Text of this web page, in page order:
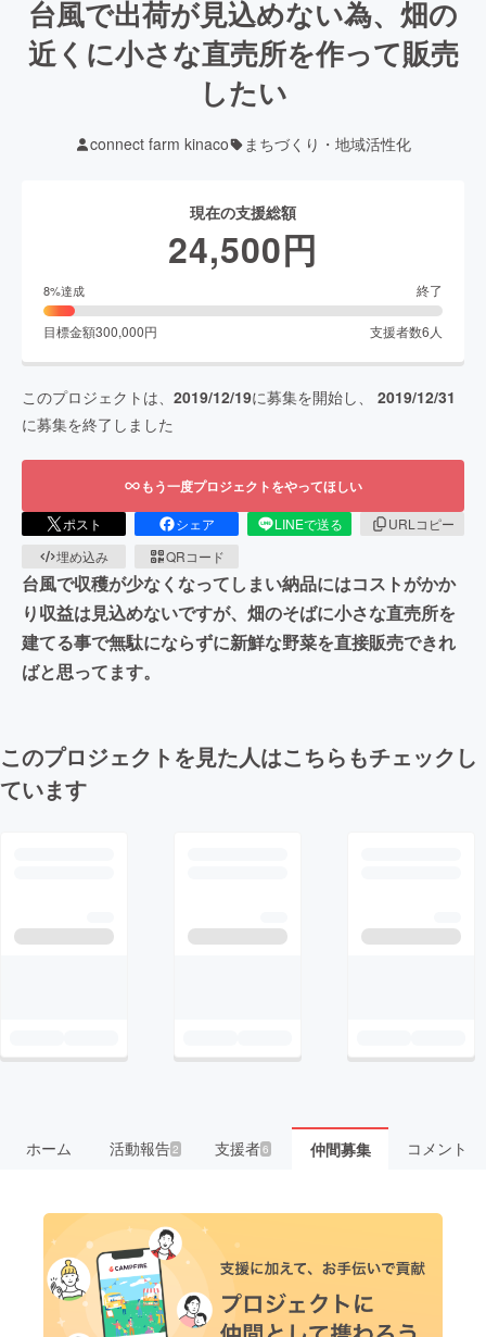
台風で出荷が見込めない為、畑の
近くに小さな直売所を作って販売
したい
connect farm kinaco まちづくり・地域活性化
現在の支援総額
24,500円
8%達成 終了
目標金額300,000円 支援者数6人
このプロジェクトは、 2019/12/19に募集を開始し、 2019/12/31
に募集を終了しました
もう一度プロジェクトをやってほしい
ポスト シェア LINEで送る
URLコピー
埋め込み
QRコード
台風で収穫が少なくなってしまい納品にはコストがかか
り収益は見込めないですが、畑のそばに小さな直売所を
建てる事で無駄にならずに新鮮な野菜を直接販売できれ
ばと思ってます。
このプロジェクトを見た人はこちらもチェックし
ています
ホーム 活動報告2 支援者6 仲間募集 コメント